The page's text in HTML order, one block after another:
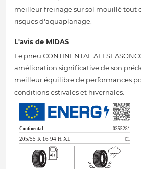
meilleur freinage sur sol mouillé tout
risques d'aquaplanage.
L'avis de MIDAS
Le pneu CONTINENTAL
amélioration significative de son
meilleur équilibre de performances
conditions estivales et hivernales.